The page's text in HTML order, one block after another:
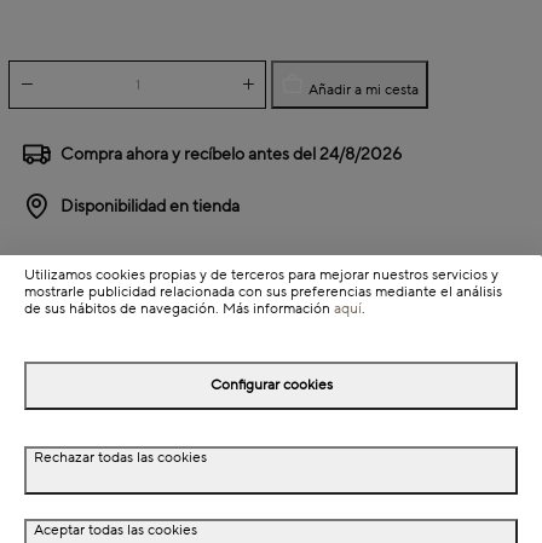
Añadir a mi cesta
Compra ahora y recíbelo antes del24/8/2026
Disponibilidad en tienda
Detalles del producto
Información de envío
Detalles del producto
Descripción
Utilizamos cookies propias y de terceros para mejorar nuestros servicios y
mostrarle publicidad relacionada con sus preferencias mediante el análisis
de sus hábitos de navegación. Más información aquí.
Configurar cookies
Rechazar todas las cookies
Aceptar todas las cookies